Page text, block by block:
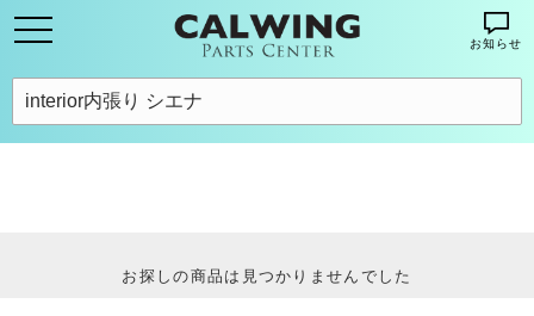
お知らせ
お探しの商品は見つかりませんでした